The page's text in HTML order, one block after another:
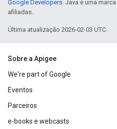
Google Developers. Java é uma
afiliadas.
Última atualização 2026-02-03 UTC.
Sobre a Apigee
We're part of Google
Eventos
Parceiros
e-books e webcasts